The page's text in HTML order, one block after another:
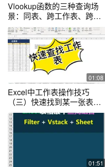
Vlookup函数的三种查询场
景：同表、跨工作表、跨文
档查询。#office办公技巧
#excel #wps #办公技巧 #办
公室 #文员 #0基础学电脑 #
电脑 #教程 #每天学习一点点
#知识分享 #职场 #文职 #学
习 #表格 #快捷键 #办公软件
#干货 #办公
01:08
Excel中工作表操作技巧
（三）快速找到某一张表
（激活工作表）
01:51